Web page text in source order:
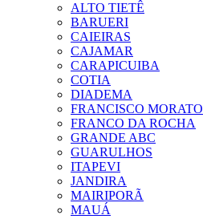
ALTO TIETÊ
BARUERI
CAIEIRAS
CAJAMAR
CARAPICUIBA
COTIA
DIADEMA
FRANCISCO MORATO
FRANCO DA ROCHA
GRANDE ABC
GUARULHOS
ITAPEVI
JANDIRA
MAIRIPORÃ
MAUÁ